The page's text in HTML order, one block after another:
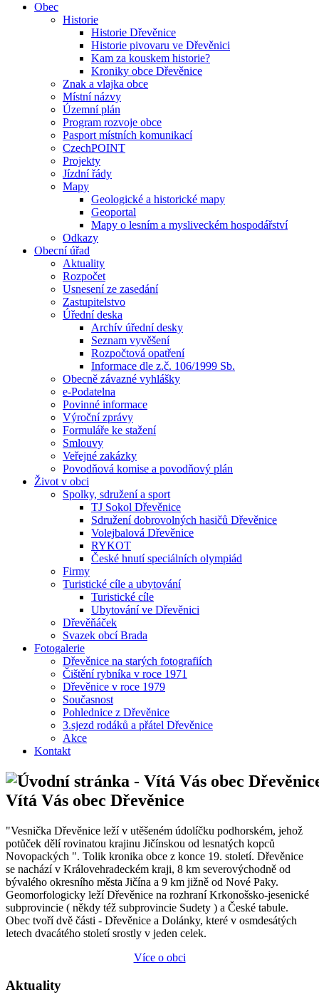
Obec
Historie
Historie Dřevěnice
Historie pivovaru ve Dřevěnici
Kam za kouskem historie?
Kroniky obce Dřevěnice
Znak a vlajka obce
Místní názvy
Územní plán
Program rozvoje obce
Pasport místních komunikací
CzechPOINT
Projekty
Jízdní řády
Mapy
Geologické a historické mapy
Geoportal
Mapy o lesním a mysliveckém hospodářství
Odkazy
Obecní úřad
Aktuality
Rozpočet
Usnesení ze zasedání
Zastupitelstvo
Úřední deska
Archív úřední desky
Seznam vyvěšení
Rozpočtová opatření
Informace dle z.č. 106/1999 Sb.
Obecně závazné vyhlášky
e-Podatelna
Povinné informace
Výroční zprávy
Formuláře ke stažení
Smlouvy
Veřejné zakázky
Povodňová komise a povodňový plán
Život v obci
Spolky, sdružení a sport
TJ Sokol Dřevěnice
Sdružení dobrovolných hasičů Dřevěnice
Volejbalová Dřevěnice
RYKOT
České hnutí speciálních olympiád
Firmy
Turistické cíle a ubytování
Turistické cíle
Ubytování ve Dřevěnici
Dřevěňáček
Svazek obcí Brada
Fotogalerie
Dřevěnice na starých fotografiích
Čištění rybníka v roce 1971
Dřevěnice v roce 1979
Současnost
Pohlednice z Dřevěnice
3.sjezd rodáků a přátel Dřevěnice
Akce
Kontakt
Vítá Vás obec Dřevěnice
"Vesnička Dřevěnice leží v utěšeném údolíčku podhorském, jehož
potůček dělí rovinatou krajinu Jičínskou od lesnatých kopců
Novopackých ". Tolik kronika obce z konce 19. století. Dřevěnice
se nachází v Královehradeckém kraji, 8 km severovýchodně od
bývalého okresního města Jičína a 9 km jižně od Nové Paky.
Geomorfologicky leží Dřevěnice na rozhraní Krkonošsko-jesenické
subprovincie ( někdy též subprovincie Sudety ) a České tabule.
Obec tvoří dvě části - Dřevěnice a Dolánky, které v osmdesátých
letech dvacátého století srostly v jeden celek.
Více o obci
Aktuality